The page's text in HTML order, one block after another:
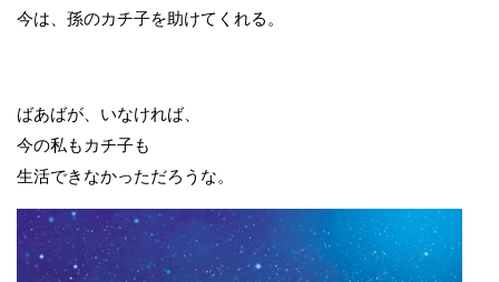
今は、孫のカチ子を助けてくれる。
ばあばが、いなければ、
今の私もカチ子も
生活できなかっただろうな。